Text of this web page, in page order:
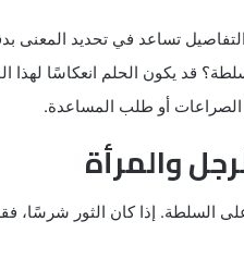
تساعد في تحديد المعنى
قد يكون الحلم انعكاسًا لهذا
الصراعات أو طلب المساعدة.
والمرأة
السلطة. إذا كان الثور شرسًا،